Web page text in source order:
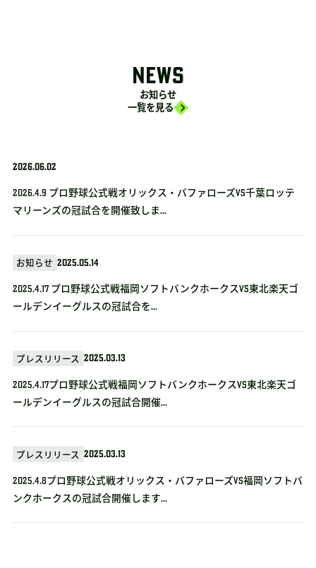
NEWS
お知らせ
一覧を見る
2026.06.02
2026.4.9 プロ野球公式戦オリックス・バファローズvs千葉ロッテ
マリーンズの冠試合を開催致しま...
お知らせ 2025.05.14
2025.4.17 プロ野球公式戦福岡ソフトバンクホークスVS東北楽天ゴ
ールデンイーグルスの冠試合を...
プレスリリース 2025.03.13
2025.4.17プロ野球公式戦福岡ソフトバンクホークスVS東北楽天ゴ
ールデンイーグルスの冠試合開催...
プレスリリース 2025.03.13
2025.4.8プロ野球公式戦オリックス・バファローズvs福岡ソフトバ
ンクホークスの冠試合開催します...